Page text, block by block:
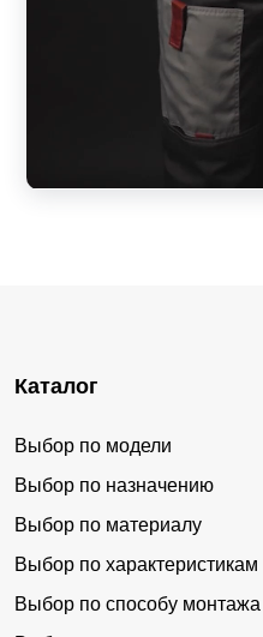
Каталог
Выбор по модели
Выбор по назначению
Выбор по материалу
Выбор по характеристикам
Выбор по способу монтажа